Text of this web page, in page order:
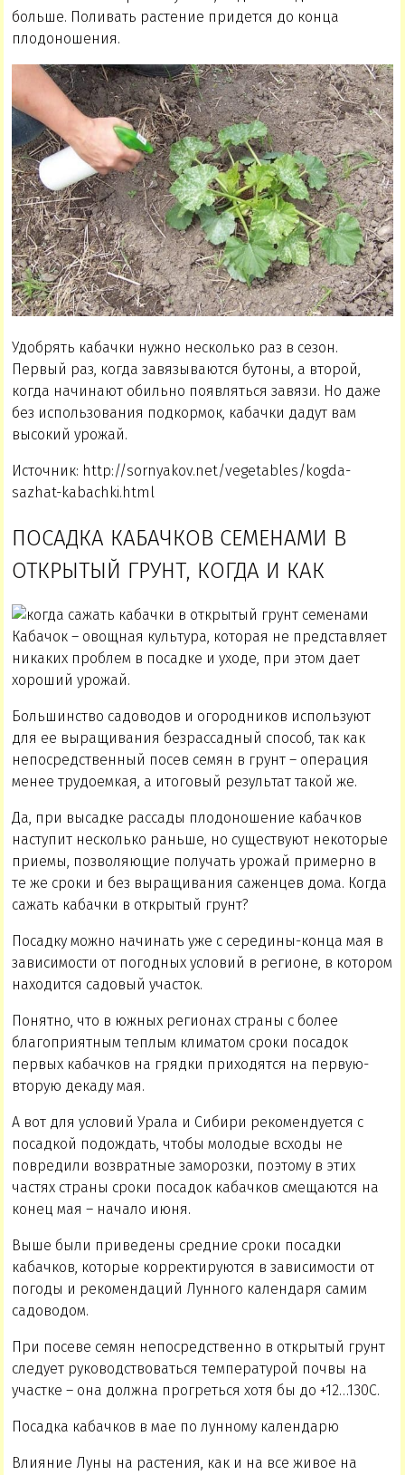
больше. Поливать растение придется до конца
плодоношения.
Удобрять кабачки нужно несколько раз в сезон.
Первый раз, когда завязываются бутоны, а второй,
когда начинают обильно появляться завязи. Но даже
без использования подкормок, кабачки дадут вам
высокий урожай.
Источник: http://sornyakov.net/vegetables/kogda-
sazhat-kabachki.html
ПОСАДКА КАБАЧКОВ СЕМЕНАМИ В
ОТКРЫТЫЙ ГРУНТ, КОГДА И КАК
Кабачок – овощная культура, которая не представляет
никаких проблем в посадке и уходе, при этом дает
хороший урожай.
Большинство садоводов и огородников используют
для ее выращивания безрассадный способ, так как
непосредственный посев семян в грунт – операция
менее трудоемкая, а итоговый результат такой же.
Да, при высадке рассады плодоношение кабачков
наступит несколько раньше, но существуют некоторые
приемы, позволяющие получать урожай примерно в
те же сроки и без выращивания саженцев дома. Когда
сажать кабачки в открытый грунт?
Посадку можно начинать уже с середины-конца мая в
зависимости от погодных условий в регионе, в котором
находится садовый участок.
Понятно, что в южных регионах страны с более
благоприятным теплым климатом сроки посадок
первых кабачков на грядки приходятся на первую-
вторую декаду мая.
А вот для условий Урала и Сибири рекомендуется с
посадкой подождать, чтобы молодые всходы не
повредили возвратные заморозки, поэтому в этих
частях страны сроки посадок кабачков смещаются на
конец мая – начало июня.
Выше были приведены средние сроки посадки
кабачков, которые корректируются в зависимости от
погоды и рекомендаций Лунного календаря самим
садоводом.
При посеве семян непосредственно в открытый грунт
следует руководствоваться температурой почвы на
участке – она должна прогреться хотя бы до +12…130С.
Посадка кабачков в мае по лунному календарю
Влияние Луны на растения, как и на все живое на